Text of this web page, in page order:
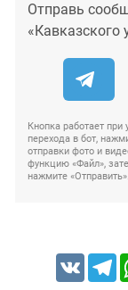
Отправь
«Кавказского
Кнопка работает
перехода в бот,
отправки фото и
функцию «Файл»,
нажмите «Отправить».
VK